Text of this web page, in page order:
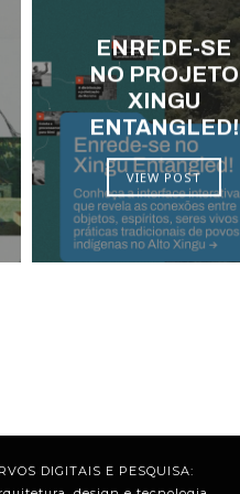
ENREDE-SE
NO PROJETO
XINGU
ENTANGLED!
VIEW POST
DIGITAIS E PESQUISA: